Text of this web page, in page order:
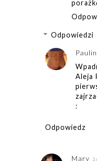
Odpowiedzi
Aleja
:
Odpowiedz
Mary